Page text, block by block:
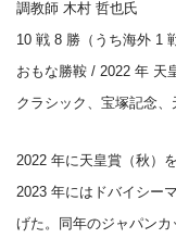
調教師 木村 哲也氏
10 戦 8 勝（うち海外 1
おもな勝鞍 / 2022 年 天
クラシック、宝塚記念、
2022 年に天皇賞（秋）
2023 年にはドバイシー
げた。同年のジャパン